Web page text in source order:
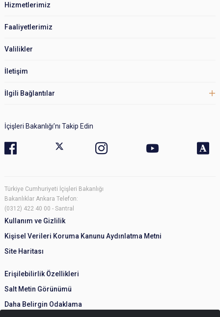
Hizmetlerimiz
Faaliyetlerimiz
Valilikler
İletişim
İlgili Bağlantılar
İçişleri Bakanlığı’nı Takip Edin
Türkiye Cumhuriyeti İçişleri Bakanlığı
Bakanlıklar Ankara Telefon:
(0312) 422 40 00 - Santral
Kullanım ve Gizlilik
Kişisel Verileri Koruma Kanunu Aydınlatma Metni
Site Haritası
Erişilebilirlik Özellikleri
Salt Metin Görünümü
Daha Belirgin Odaklama